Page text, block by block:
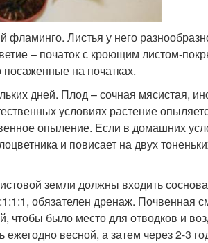
фламинго. Листья у него
– початок с кроющим листом-
на початках.
дней. Плод – сочная мясистая,
условиях растение
опыление. Если в домашних
и повисает на двух
земли должны входить
обязателен дренаж. Почвенная
чтобы было место для отводков и
весной, а затем через 2-3